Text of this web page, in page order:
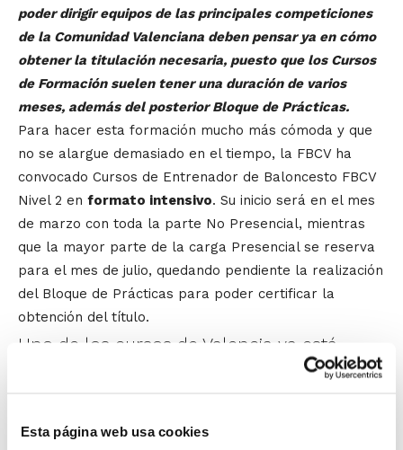
Esta página web usa cookies
poder dirigir equipos de las principales competiciones
de la Comunidad Valenciana deben pensar ya en cómo
obtener la titulación necesaria, puesto que los Cursos
de Formación suelen tener una duración de varios
meses, además del posterior Bloque de Prácticas.
Para hacer esta formación mucho más cómoda y que
no se alargue demasiado en el tiempo, la FBCV ha
convocado Cursos de Entrenador de Baloncesto FBCV
Nivel 2 en formato intensivo. Su inicio será en el mes
de marzo con toda la parte No Presencial, mientras
que la mayor parte de la carga Presencial se reserva
para el mes de julio, quedando pendiente la realización
del Bloque de Prácticas para poder certificar la
obtención del título.
Uno de los cursos de Valencia ya está
completo, pero todavía hay plazas libres
el de Alicante. Los tres cursos convocados